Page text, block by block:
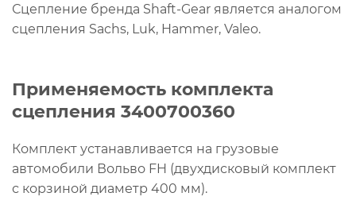
Сцепление бренда Shaft-Gear является аналогом
сцепления Sachs, Luk, Hammer, Valeo.
Применяемость комплекта
сцепления 3400700360
Комплект устанавливается на грузовые
автомобили Вольво FH (двухдисковый комплект
с корзиной диаметр 400 мм).